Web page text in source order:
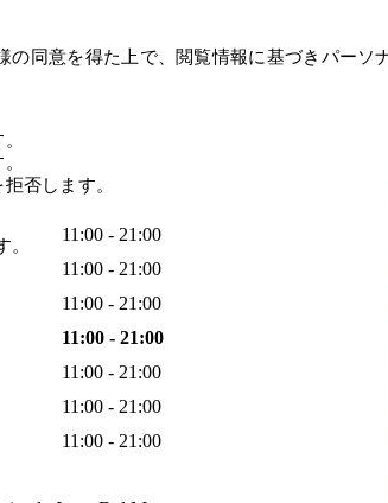
11:00 - 21:00
11:00 - 21:00
11:00 - 21:00
11:00 - 21:00
11:00 - 21:00
11:00 - 21:00
11:00 - 21:00
同意を得た上で、閲覧情報に基づきパー
否します。